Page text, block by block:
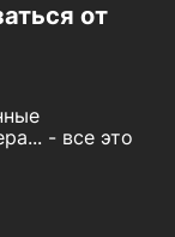
от
- все это